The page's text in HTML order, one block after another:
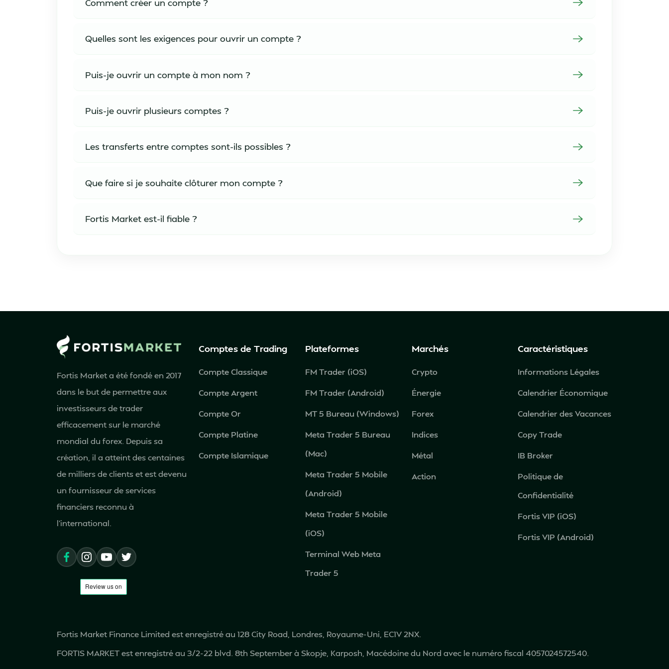
Comment créer un compte ?
Quelles sont les exigences pour ouvrir un compte ?
Puis-je ouvrir un compte à mon nom ?
Puis-je ouvrir plusieurs comptes ?
Les transferts entre comptes sont-ils possibles ?
Que faire si je souhaite clôturer mon compte ?
Fortis Market est-il fiable ?
Fortis Market a été fondé en 2017
dans le but de permettre aux
investisseurs de trader
efficacement sur le marché
mondial du forex. Depuis sa
création, il a atteint des centaines
de milliers de clients et est devenu
un fournisseur de services
financiers reconnu à
l'international.
Comptes de Trading
Compte Classique
Compte Argent
Compte Or
Compte Platine
Compte Islamique
Plateformes
FM Trader (iOS)
FM Trader (Android)
MT 5 Bureau (Windows)
Meta Trader 5 Bureau
(Mac)
Meta Trader 5 Mobile
(Android)
Meta Trader 5 Mobile
(iOS)
Terminal Web Meta
Trader 5
Marchés
Crypto
Énergie
Forex
Indices
Métal
Action
Caractéristiques
Informations Légales
Calendrier Économique
Calendrier des Vacances
Copy Trade
IB Broker
Politique de
Confidentialité
Fortis VIP (iOS)
Fortis VIP (Android)
Fortis Market Finance Limited est enregistré au 128 City Road, Londres, Royaume-Uni, EC1V 2NX.
FORTIS MARKET est enregistré au 3/2-22 blvd. 8th September à Skopje, Karposh, Macédoine du Nord avec le numéro fiscal 4057024572540.